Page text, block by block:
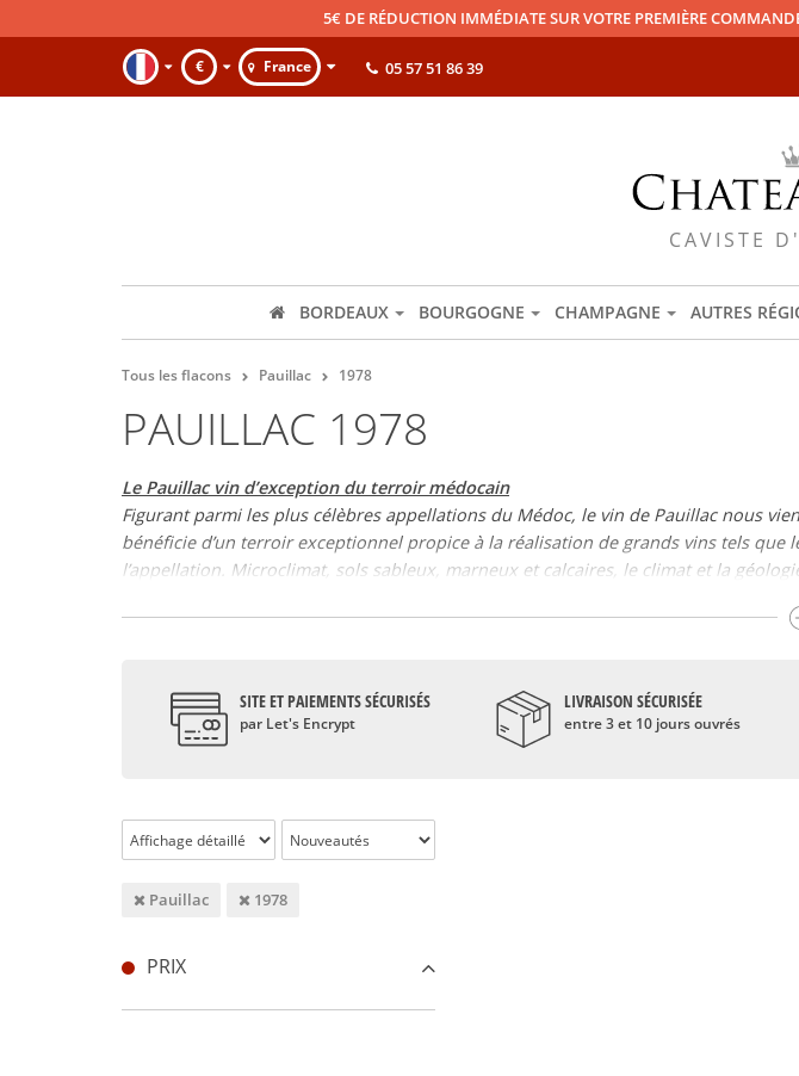
5€ DE RÉDUCTION IMMÉDIATE SUR VOTRE PREMIÈRE
€ France 05 57 51 86 39
CAVISTE
BORDEAUX BOURGOGNE CHAMPAGNE AUTRES
Tous les flacons Pauillac 1978
PAUILLAC 1978
Le Pauillac vin d’exception du terroir médocain
Figurant parmi les plus célèbres appellations du Médoc, le vin de Pauillac nous
bénéficie d’un terroir exceptionnel propice à la réalisation de grands vins tels
l’appellation. Microclimat, sols sableux, marneux et calcaires, le climat et la
du vin de Pauillac. Cependant, depuis quelques années, beaucoup des
Le Pauillac vin de garde
Le vin Pauillac est un vin rouge qui se conserve plusieurs années afin d’atteindre
profondeur. Il mérite donc d’attendre quelques années avant de le déguster.
Le vin Pauillac est un vin très typique. Sa robe sombre, tire sur le violet et le
se mariera de ce fait avec la viande rouge : le rôti par exemple, le bœuf,
SITE ET PAIEMENTS SÉCURISÉS
par Let's Encrypt
LIVRAISON SÉCURISÉE
entre 3 et 10 jours ouvrés
Pauillac 1978
PRIX